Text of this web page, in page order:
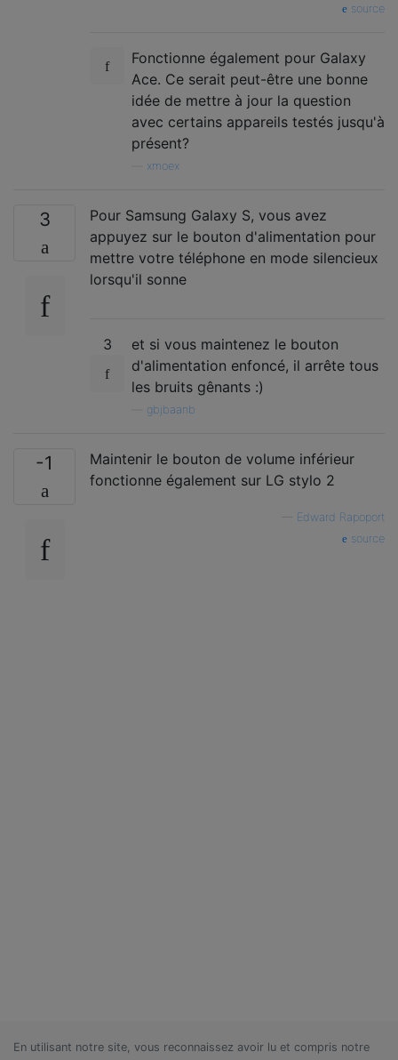
source
Fonctionne également pour Galaxy
Ace. Ce serait peut-être une bonne
idée de mettre à jour la question
avec certains appareils testés jusqu'à
présent?
xmoex
3
Pour Samsung Galaxy S, vous avez
appuyez sur le bouton d'alimentation pour
mettre votre téléphone en mode silencieux
lorsqu'il sonne
3
et si vous maintenez le bouton
d'alimentation enfoncé, il arrête tous
les bruits gênants :)
gbjbaanb
-1
Maintenir le bouton de volume inférieur
fonctionne également sur LG stylo 2
Edward Rapoport
source
En utilisant notre site, vous reconnaissez avoir lu et compris notre